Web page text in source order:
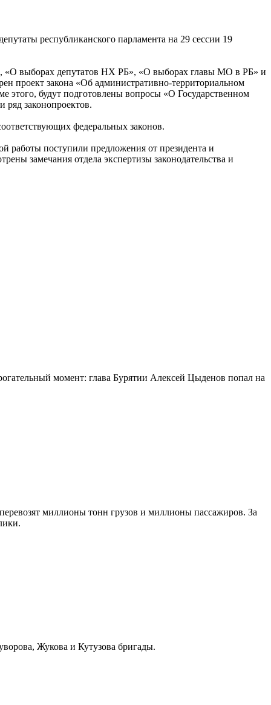
республиканского парламента на 29 сессии 19
«О выборах депутатов НХ РБ», «О выборах главы МО в РБ» и
проект закона «Об административно-территориальном
этого, будут подготовлены вопросы «О Государственном
ряд законопроектов.
федеральных законов.
работы поступили предложения от президента и
замечания отдела экспертизы законодательства и
момент: глава Бурятии Алексей Цыденов попал на
миллионы тонн грузов и миллионы пассажиров. За
Жукова и Кутузова бригады.